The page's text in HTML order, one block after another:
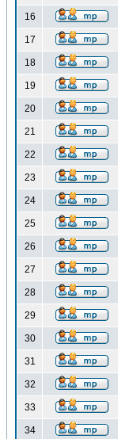
16
17
18
19
20
21
22
23
24
25
26
27
28
29
30
31
32
33
34